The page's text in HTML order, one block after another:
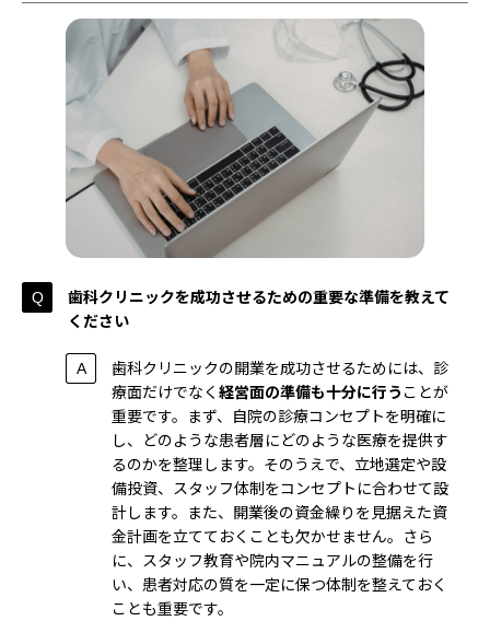
歯科クリニックを成功させるための重要な準備を教えて
ください
歯科クリニックの開業を成功させるためには、診
療面だけでなく 経営面の準備も十分に行う ことが
重要です。まず、自院の診療コンセプトを明確に
し、どのような患者層にどのような医療を提供す
るのかを整理します。そのうえで、立地選定や設
備投資、スタッフ体制をコンセプトに合わせて設
計します。また、開業後の資金繰りを見据えた資
金計画を立てておくことも欠かせません。さら
に、スタッフ教育や院内マニュアルの整備を行
い、患者対応の質を一定に保つ体制を整えておく
ことも重要です。